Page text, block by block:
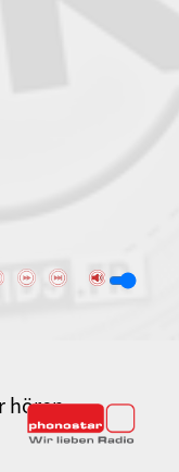
---
80ER 90ER
hören